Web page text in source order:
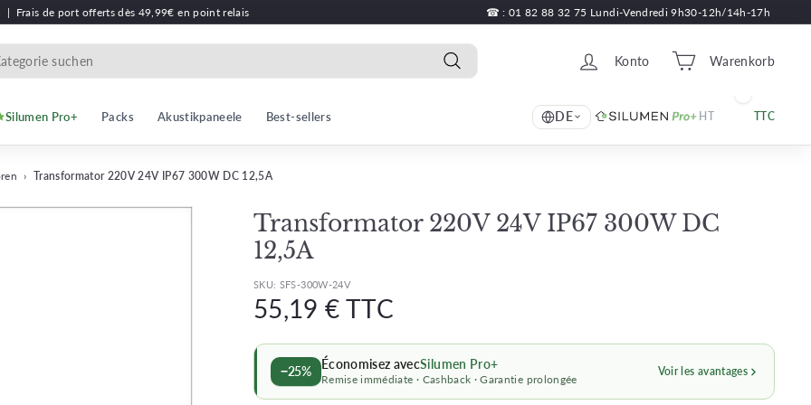
| Frais de port offerts dès 49,99€ en point relais ☎ : 01 82 88 32 75 Lundi-Vendredi 9h30-12h/14h-17h
Recherche
Konto Warenkorb
Silumen Pro+ Packs Akustikpaneele Best-sellers DE HT TTC
› Transformator 220V 24V IP67 300W DC 12,5A
Transformator 220V 24V IP67 300W DC
12,5A
SKU: SFS-300W-24V
Preis
55,19 € TTC55,19
€
−25% Économisez avecSilumen Pro+
Remise immédiate · Cashback · Garantie prolongée
Voir les avantages